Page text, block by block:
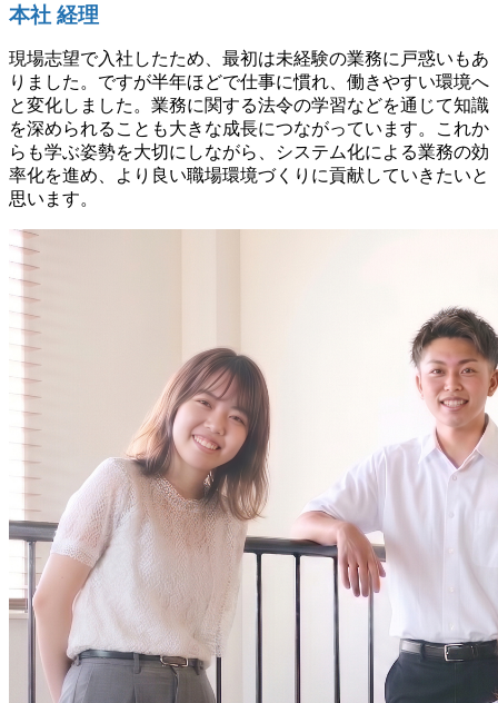
本社 経理
現場志望で入社したため、最初は未経験の業務に戸惑いもあ
りました。ですが半年ほどで仕事に慣れ、働きやすい環境へ
と変化しました。業務に関する法令の学習などを通じて知識
を深められることも大きな成長につながっています。これか
らも学ぶ姿勢を大切にしながら、システム化による業務の効
率化を進め、より良い職場環境づくりに貢献していきたいと
思います。